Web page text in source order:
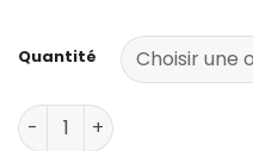
Quantité
quantité de Crème